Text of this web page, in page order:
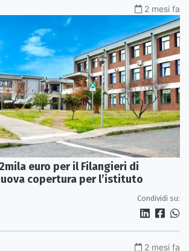
2 mesi fa
euro per il Filangieri di
copertura per l’istituto
Condividi su:
2 mesi fa